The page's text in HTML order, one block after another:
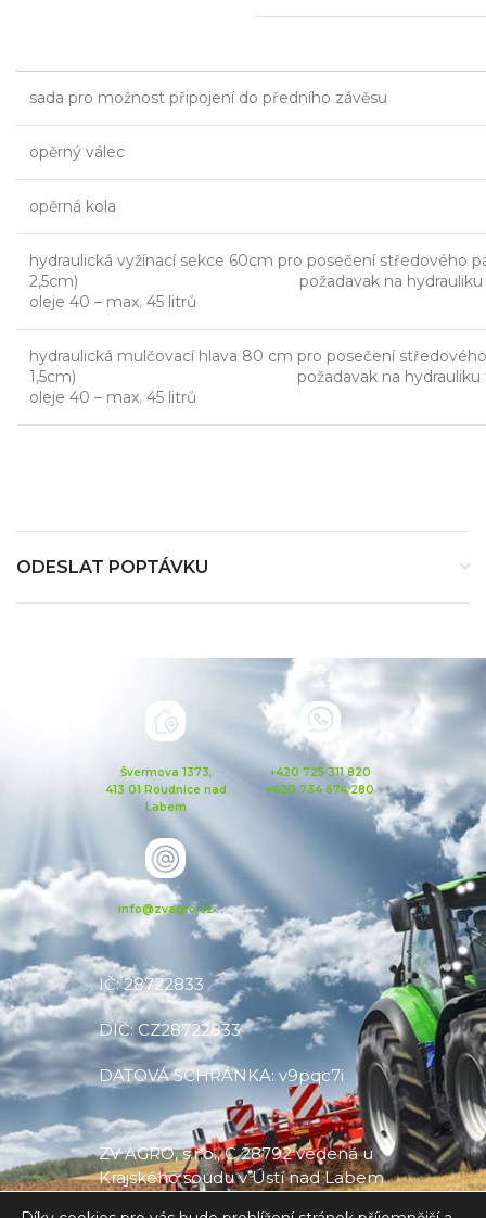
sada pro možnost připojení do předního závěsu
opěrný válec
opěrná kola
hydraulická vyžínací sekce 60cm pro posečení středového
2,5cm) požadavak na hydrauliku traktoru
oleje 40 – max. 45 litrů
hydraulická mulčovací hlava 80 cm pro posečení středového
1,5cm) požadavak na hydrauliku traktoru :
oleje 40 – max. 45 litrů
ODESLAT POPTÁVKU
Švermova 1373,
413 01 Roudnice nad
Labem
+420 725 311 820
+420 734 674 280
info@zvagro.cz
IČ: 28722833
DIČ: CZ28722833
DATOVÁ SCHRÁNKA: v9pqc7i
ZV AGRO, s.r.o., C 28792 vedená u
Krajského soudu v Ústí nad Labem